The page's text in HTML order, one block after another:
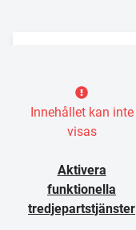
Innehållet kan inte
visas
Aktivera
funktionella
tredjepartstjänster